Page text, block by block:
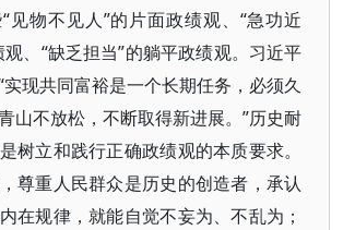
见物不见人”的片面政绩观、“急功近
、“缺乏担当”的躺平政绩观。习近平
现共同富裕是一个长期任务，必须久
山不放松，不断取得新进展。”历史耐
树立和践行正确政绩观的本质要求。
尊重人民群众是历史的创造者，承认
在规律，就能自觉不妄为、不乱为；